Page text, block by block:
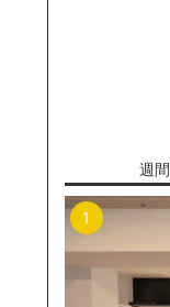
週間